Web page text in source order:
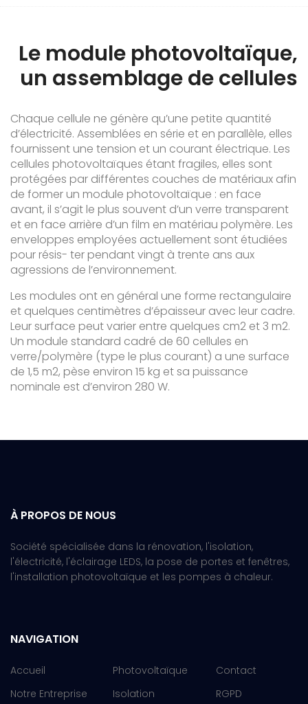
Le module photovoltaïque,
un assemblage de cellules
Chaque cellule ne génère qu’une petite quantité
d’électricité. Assemblées en série et en parallèle, elles
fournissent une tension et un courant électrique. Les
cellules photovoltaïques étant fragiles, elles sont
protégées par différentes couches de matériaux afin
de former un module photovoltaïque : en face
avant, il s’agit le plus souvent d’un verre transparent
et en face arrière d’un film en matériau polymère. Les
enveloppes employées actuellement sont étudiées
pour résis- ter pendant vingt à trente ans aux
agressions de l’environnement.
Les modules ont en général une forme rectangulaire
et quelques centimètres d’épaisseur avec leur cadre.
Leur surface peut varier entre quelques cm2 et 3 m2.
Un module standard cadré de 60 cellules en
verre/polymère (type le plus courant) a une surface
de 1,5 m2, pèse environ 15 kg et sa puissance
nominale est d’environ 280 W.
À PROPOS DE NOUS
Société spécialisée dans la rénovation, l'isolation,
l'électricité, l'éclairage LEDS, la pose de portes et fenêtres,
l'installation photovoltaïque et les pompes à chaleur.
NAVIGATION
Accueil
Notre Entreprise
Photovoltaïque
Isolation
Contact
RGPD